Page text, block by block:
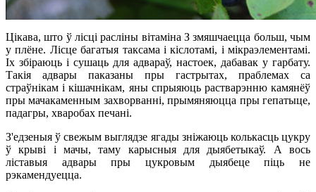
Цікава, што ў лісці расліны вітаміна З змяшчаецца больш, чым
у плёне. Лісце багатыя таксама і кіслотамі, і мікраэлементамі.
Іх збіраюць і сушаць для адвараў, настоек, дабавак у гарбату.
Такія адвары паказаны пры гастрытах, праблемах са
страўнікам і кішачнікам, яны спрыяюць растварэнню камянёў
пры мачакаменным захворванні, прымяняюцца пры гепатыце,
падагры, хваробах печані.
З'едзеныя ў свежым выглядзе ягады зніжаюць колькасць цукру
ў крыві і мачы, таму карысныя для дыябетыкаў. А вось
ліставыя адвары пры цукровым дыябеце піць не
рэкамендуецца.